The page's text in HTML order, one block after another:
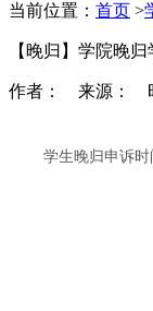
当前位置： 首页 >
【晚归】学院晚
作者： 来源： 时
学生晚归申诉时